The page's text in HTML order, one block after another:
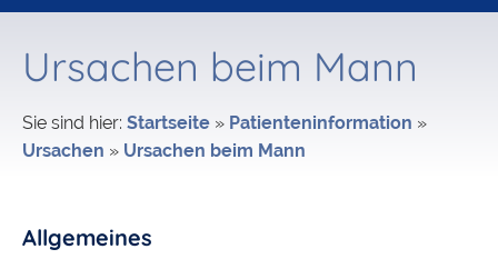
Ursachen beim Mann
Sie sind hier: Startseite » Patienteninformation »
Ursachen » Ursachen beim Mann
Allgemeines